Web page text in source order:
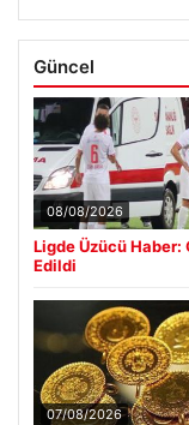
Güncel
08/08/2026
Ligde Üzücü Haber:
Edildi
07/08/2026